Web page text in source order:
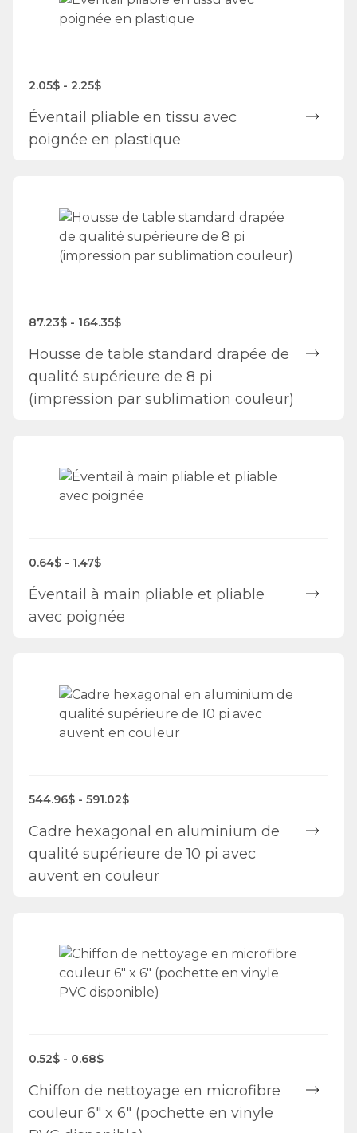
2.05$ - 2.25$
Éventail pliable en tissu avec
poignée en plastique
87.23$ - 164.35$
Housse de table standard drapée de
qualité supérieure de 8 pi
(impression par sublimation couleur)
0.64$ - 1.47$
Éventail à main pliable et pliable
avec poignée
544.96$ - 591.02$
Cadre hexagonal en aluminium de
qualité supérieure de 10 pi avec
auvent en couleur
0.52$ - 0.68$
Chiffon de nettoyage en microfibre
couleur 6" x 6" (pochette en vinyle